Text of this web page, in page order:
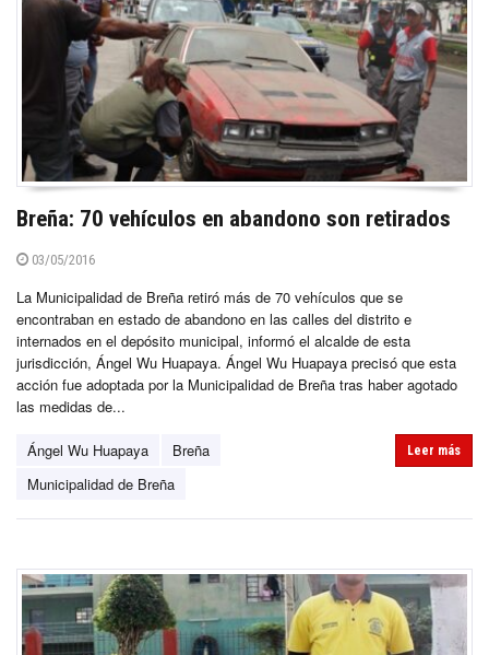
Breña: 70 vehículos en abandono son retirados
03/05/2016
La Municipalidad de Breña retiró más de 70 vehículos que se
encontraban en estado de abandono en las calles del distrito e
internados en el depósito municipal, informó el alcalde de esta
jurisdicción, Ángel Wu Huapaya. Ángel Wu Huapaya precisó que esta
acción fue adoptada por la Municipalidad de Breña tras haber agotado
las medidas de...
Ángel Wu Huapaya
Breña
Municipalidad de Breña
Leer más